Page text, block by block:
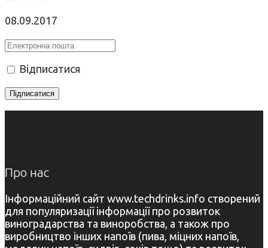
08.09.2017
Відписатися
Про нас
Інформаційний сайт www.techdrinks.info створений
для популяризації інформації про розвиток
виноградарства та виноробства, а також про
виробництво інших напоїв (пива, міцних напоїв,